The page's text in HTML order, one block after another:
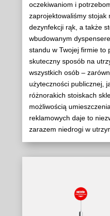
oczekiwaniom i
zaprojektowaliśmy stojak
dezynfekcji rąk, a także
wbudowanym
standu w Twojej firmie to
skuteczny sposób na
wszystkich osób –
użyteczności publicznej,
różnorakich stoiskach
możliwością
reklamowych daje to
zarazem niedrogi w